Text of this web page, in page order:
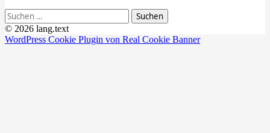
Suchen
nach:
© 2026 lang.text
WordPress Cookie Plugin von Real Cookie Banner